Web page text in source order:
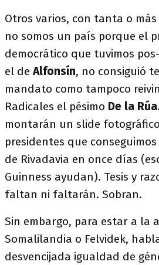
Otros varios, con tanta o
no somos un país porque el
democrático que tuvimos
el deAlfonsín, no consiguió
mandato como tampoco
Radicales el pésimo De la Rúa
montarán un slide
presidentes que
de Rivadavia en once días
Guinness ayudan). Tesis y
faltan ni faltarán. Sobran.
Sin embargo, para estar a la
Somalilandia o Felvidek,
desvencijada igualdad de